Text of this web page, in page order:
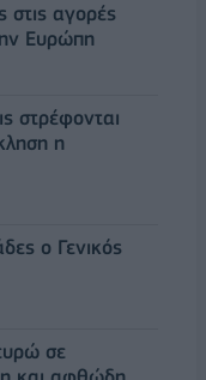
στις αγορές
Ευρώπη
στρέφονται
η
ο Γενικός
σε